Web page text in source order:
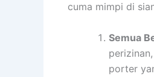
cuma mimpi di
Semua
porter